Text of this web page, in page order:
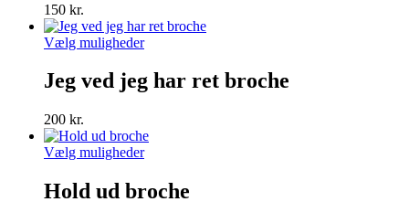
kan
vælges
varesiden
150 kr.
Vælg mulighederDette
har
flere
kan
vælges
varesiden
Jeg ved jeg har ret broche
200 kr.
Vælg mulighederDette
flere
Hold ud broche